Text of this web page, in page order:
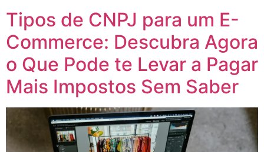
Tipos de CNPJ para um E-
Commerce: Descubra Agora
o Que Pode te Levar a Pagar
Mais Impostos Sem Saber